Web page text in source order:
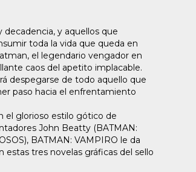
decadencia, y aquellos que
toda la vida que queda en
el legendario vengador en
caos del apetito implacable.
despegarse de todo aquello que
paso hacia el enfrentamiento
el glorioso estilo gótico de
John Beatty (BATMAN:
BATMAN: VAMPIRO le da
tres novelas gráficas del sello